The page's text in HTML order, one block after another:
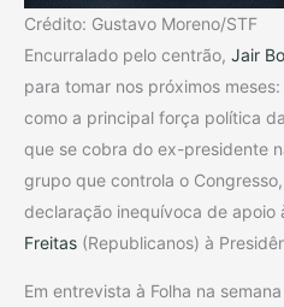
Crédito: Gustavo Moreno/STF
Encurralado pelo centrão, Jair
para tomar nos próximos
como a principal força política
que se cobra do ex-presidente
grupo que controla o
declaração inequívoca de apoio
Freitas (Republicanos) à
Em entrevista à Folha na